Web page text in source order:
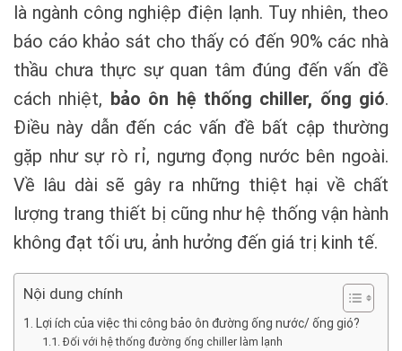
là ngành công nghiệp điện lạnh. Tuy nhiên, theo
báo cáo khảo sát cho thấy có đến 90% các nhà
thầu chưa thực sự quan tâm đúng đến vấn đề
cách nhiệt, bảo ôn hệ thống chiller, ống gió.
Điều này dẫn đến các vấn đề bất cập thường
gặp như sự rò rỉ, ngưng đọng nước bên ngoài.
Về lâu dài sẽ gây ra những thiệt hại về chất
lượng trang thiết bị cũng như hệ thống vận hành
không đạt tối ưu, ảnh hưởng đến giá trị kinh tế.
Nội dung chính
Lợi ích của việc thi công bảo ôn đường ống nước/ ống gió?
Đối với hệ thống đường ống chiller làm lạnh